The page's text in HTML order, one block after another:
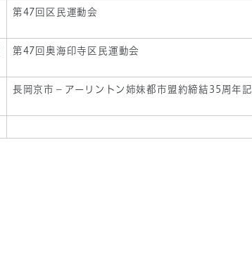
第47回区民運動会
第47回奥海印寺区民運動会
長岡京市－アーリントン姉妹都市盟約締結35周年